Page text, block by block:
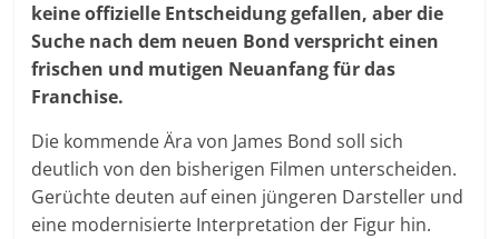
keine offizielle Entscheidung gefallen, aber die
Suche nach dem neuen Bond verspricht einen
frischen und mutigen Neuanfang für das
Franchise.
Die kommende Ära von James Bond soll sich
deutlich von den bisherigen Filmen unterscheiden.
Gerüchte deuten auf einen jüngeren Darsteller und
eine modernisierte Interpretation der Figur hin.